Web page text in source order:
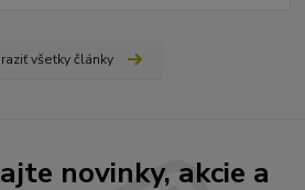
všetky články
novinky, akcie a